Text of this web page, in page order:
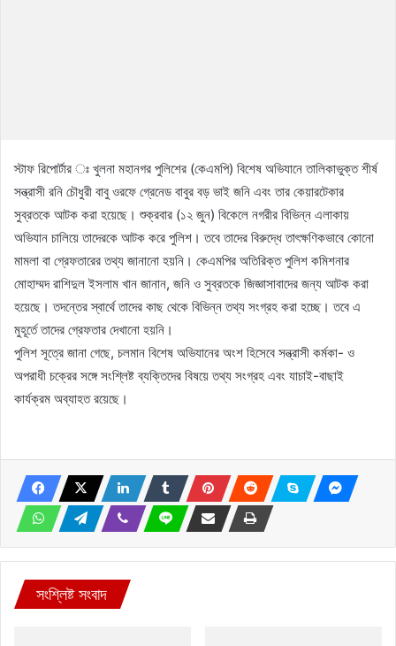
স্টাফ রিপোর্টার ঃ খুলনা মহানগর পুলিশের (কেএমপি) বিশেষ অভিযানে তালিকাভুক্ত শীর্ষ
সন্ত্রাসী রনি চৌধুরী বাবু ওরফে গ্রেনেড বাবুর বড় ভাই জনি এবং তার কেয়ারটেকার
সুব্রতকে আটক করা হয়েছে। শুক্রবার (১২ জুন) বিকেলে নগরীর বিভিন্ন এলাকায়
অভিযান চালিয়ে তাদেরকে আটক করে পুলিশ। তবে তাদের বিরুদ্ধে তাৎক্ষণিকভাবে কোনো
মামলা বা গ্রেফতারের তথ্য জানানো হয়নি। কেএমপির অতিরিক্ত পুলিশ কমিশনার
মোহাম্মদ রাশিদুল ইসলাম খান জানান, জনি ও সুব্রতকে জিজ্ঞাসাবাদের জন্য আটক করা
হয়েছে। তদন্তের স্বার্থে তাদের কাছ থেকে বিভিন্ন তথ্য সংগ্রহ করা হচ্ছে। তবে এ
মুহূর্তে তাদের গ্রেফতার দেখানো হয়নি।
পুলিশ সূত্রে জানা গেছে, চলমান বিশেষ অভিযানের অংশ হিসেবে সন্ত্রাসী কর্মকা- ও
অপরাধী চক্রের সঙ্গে সংশ্লিষ্ট ব্যক্তিদের বিষয়ে তথ্য সংগ্রহ এবং যাচাই-বাছাই
কার্যক্রম অব্যাহত রয়েছে।
সংশ্লিষ্ট সংবাদ